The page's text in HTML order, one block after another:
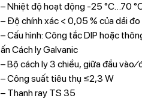
– Nhiệt độ hoạt động -25 °C…70
– Độ chính xác < 0,05 % của dải đo
– Cấu hình: Công tắc DIP hoặc
ấn Cách ly Galvanic
– Bộ cách ly 3 chiều, giữa đầu vào ⁄
– Công suất tiêu thụ ≤2,3 W
– Thanh ray TS 35